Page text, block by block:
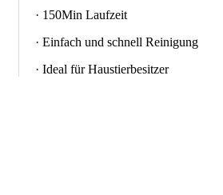
· 150Min Laufzeit
· Einfach und schnell Reinigung
· Ideal für Haustierbesitzer